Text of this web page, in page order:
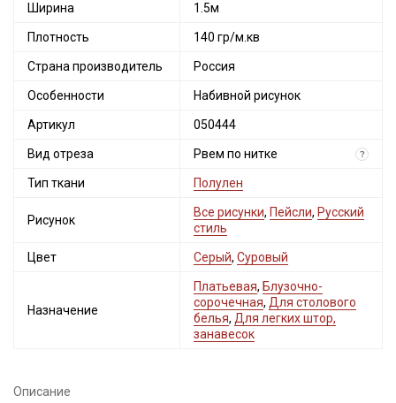
Ширина 1.5м
Плотность 140 гр/м.кв
Страна производитель Россия
Особенности Набивной рисунок
Артикул 050444
Вид отреза Рвем по нитке ?
Тип ткани Полулен
Рисунок
Все рисунки, Пейсли, Русский
стиль
Цвет Серый, Суровый
Назначение
Платьевая, Блузочно-
сорочечная, Для столового
белья, Для легких штор,
занавесок
Описание